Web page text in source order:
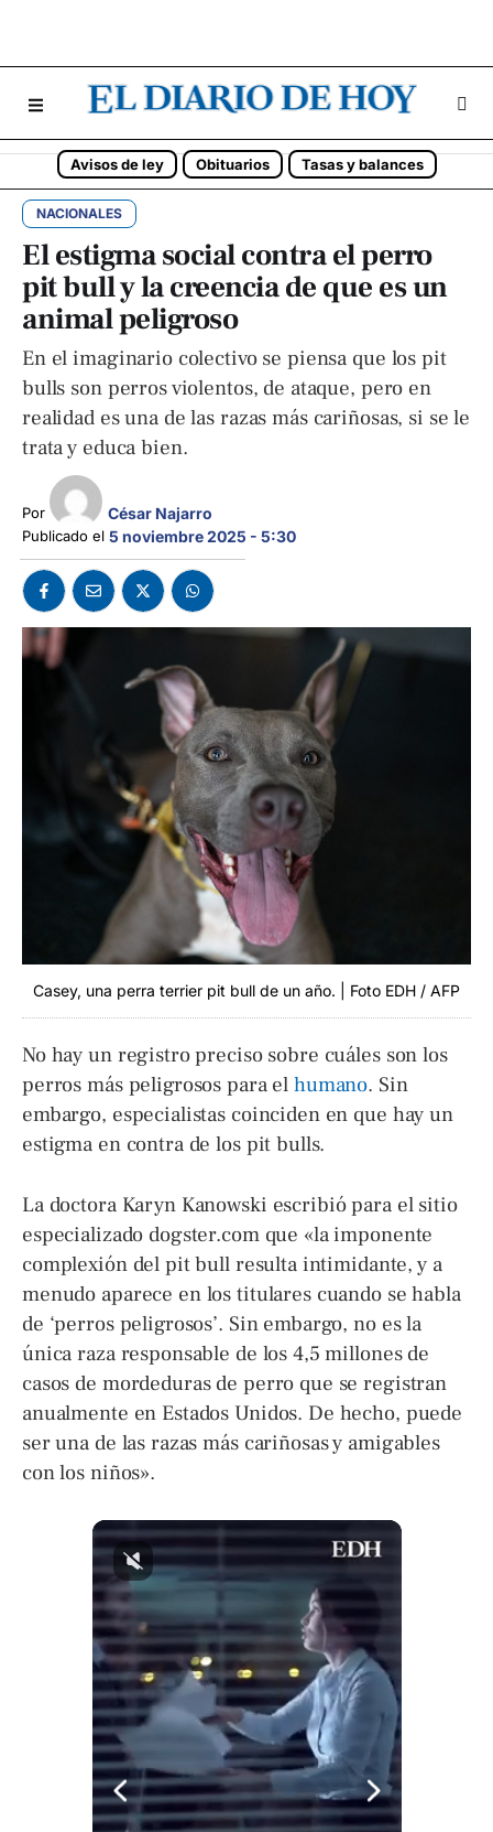
Avisos de ley Obituarios Tasas y balances
NACIONALES
El estigma social contra el perro
pit bull y la creencia de que es un
animal peligroso
En el imaginario colectivo se piensa que los pit
bulls son perros violentos, de ataque, pero en
realidad es una de las razas más cariñosas, si se le
trata y educa bien.
Por César Najarro
Publicado el 5 noviembre 2025 - 5:30
Casey, una perra terrier pit bull de un año. | Foto EDH / AFP
No hay un registro preciso sobre cuáles son los
perros más peligrosos para elhumano. Sin
embargo, especialistas coinciden en que hay un
estigma en contra de los pit bulls.
La doctora Karyn Kanowski escribió para el sitio
especializado dogster.com que «la imponente
complexión del pit bull resulta intimidante, y a
menudo aparece en los titulares cuando se habla
de ‘perros peligrosos’. Sin embargo, no es la
única raza responsable de los 4,5 millones de
casos de mordeduras de perro que se registran
anualmente en Estados Unidos. De hecho, puede
ser una de las razas más cariñosas y amigables
con los niños».